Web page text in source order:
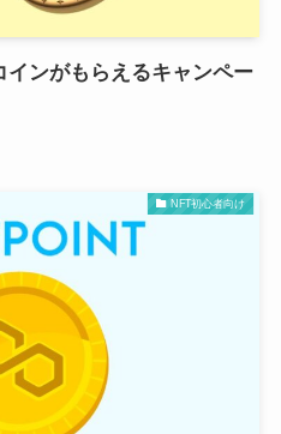
インがもらえるキャンペー
NFT初心者向け